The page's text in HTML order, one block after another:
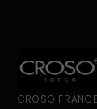
CROSO